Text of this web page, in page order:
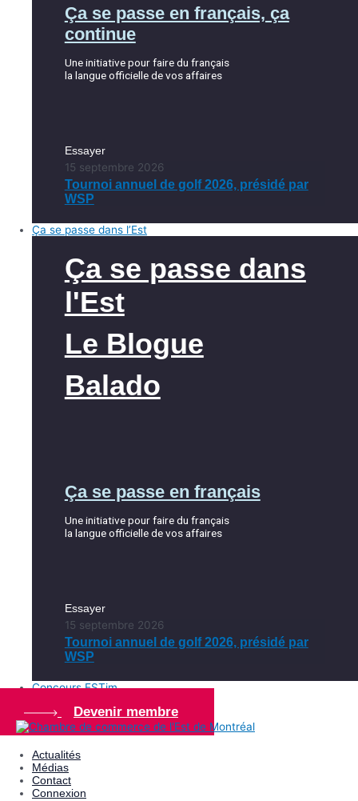
Ça se passe en français, ça
continue
Une initiative pour faire du français
la langue officielle de vos affaires
Essayer
15 septembre 2026
Tournoi annuel de golf 2026, présidé par
WSP
Ça se passe dans l’Est
Ça se passe dans
l'Est
Le Blogue
Balado
Ça se passe en français
Une initiative pour faire du français
la langue officielle de vos affaires
Essayer
15 septembre 2026
Tournoi annuel de golf 2026, présidé par
WSP
Concours ESTim
Devenir membre
Actualités
Médias
Contact
Connexion